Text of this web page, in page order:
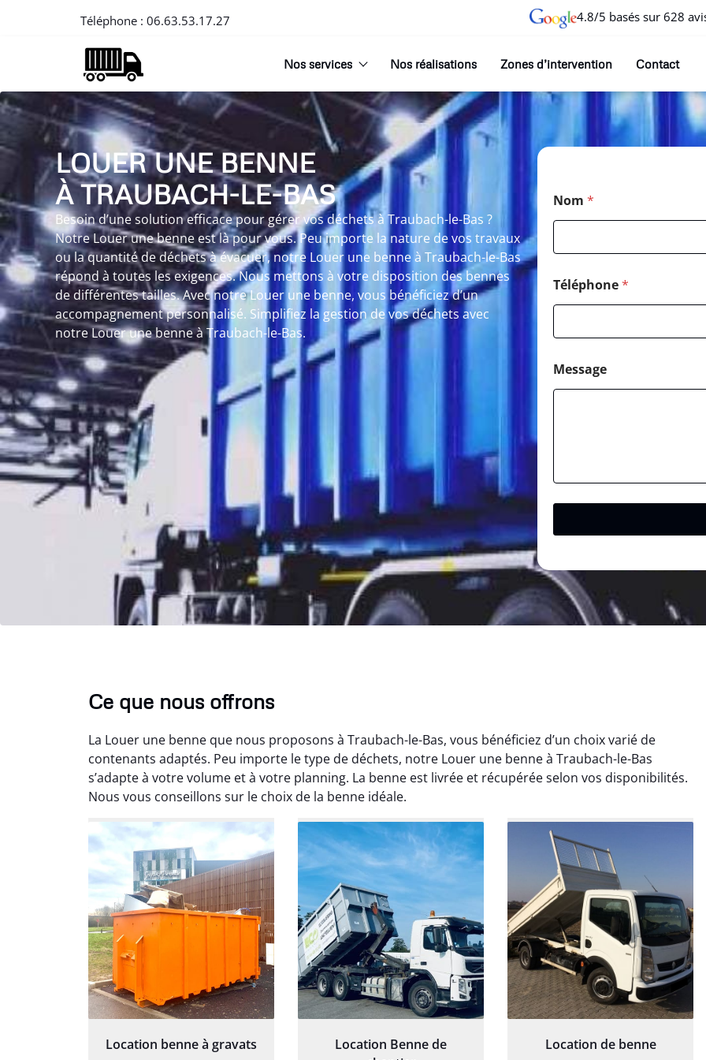
Téléphone : 06.63.53.17.27 4.8/5 basés sur 628
Nos services Nos réalisations Zones d’intervention Contact
LOUER UNE BENNE
À TRAUBACH-LE-BAS
Besoin d’une solution efficace pour gérer vos déchets à Traubach-le-Bas ?
Notre Louer une benne est là pour vous. Peu importe la nature de vos travaux
ou la quantité de déchets à évacuer, notre Louer une benne à Traubach-le-Bas
répond à toutes les exigences. Nous mettons à votre disposition des bennes
de différentes tailles. Avec notre Louer une benne, vous bénéficiez d’un
accompagnement personnalisé. Simplifiez la gestion de vos déchets avec
notre Louer une benne à Traubach-le-Bas.
Nom *
Téléphone*
Message
Ce que nous offrons
La Louer une benne que nous proposons à Traubach-le-Bas, vous bénéficiez d’un choix varié de
contenants adaptés. Peu importe le type de déchets, notre Louer une benne à Traubach-le-Bas
s’adapte à votre volume et à votre planning. La benne est livrée et récupérée selon vos disponibilités.
Nous vous conseillons sur le choix de la benne idéale.
Location benne à gravats
Location Benne de
Location de benne
Aurélie Bonnet
21 juin 2024
Le service de terrassement
jardin à Var était
exceptionnel. L'équipe a
travaillé de manière efficace
et professionnelle, laissant
notre jardin impeccable et
prêt pour notre nouveau
paysager.
Elisa Barreau
6 avril 2025
Parfait pour évacuer les
gravats de mon chantier.
Service rapide et efficace. Je
recommande sans
hésitation.